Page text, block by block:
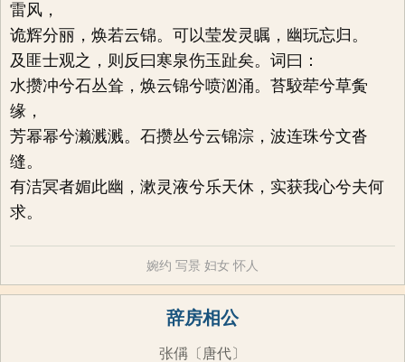
雷风，
诡辉分丽，焕若云锦。可以莹发灵瞩，幽玩忘归。
及匪士观之，则反曰寒泉伤玉趾矣。词曰：
水攒冲兮石丛耸，焕云锦兮喷汹涌。苔駮荦兮草夤
缘，
芳幂幂兮濑溅溅。石攒丛兮云锦淙，波连珠兮文沓
缝。
有洁冥者媚此幽，漱灵液兮乐天休，实获我心兮夫何
求。
婉约 写景 妇女 怀人
辞房相公
张偁 〔唐代〕